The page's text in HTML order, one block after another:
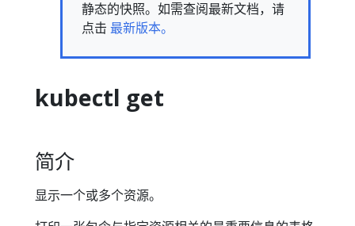
静态的快照。如需查阅最新文档，请
点击 最新版本。
kubectl get
简介
显示一个或多个资源。